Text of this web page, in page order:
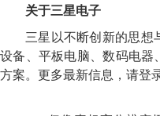
关于三星电子
三星以不断创新的思想
设备、平板电脑、数码电器
方案。更多最新信息，请登